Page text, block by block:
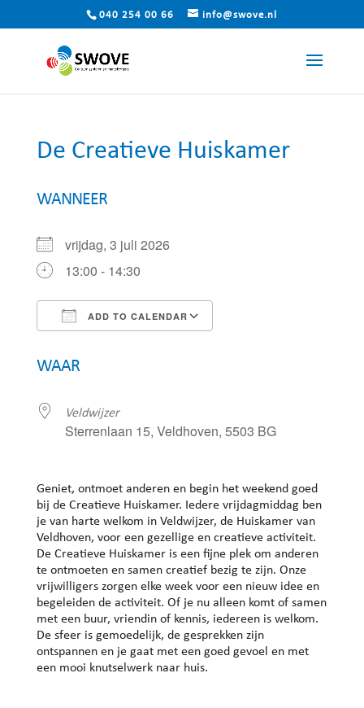
040 254 00 66 info@swove.nl
De Creatieve Huiskamer
WANNEER
vrijdag, 3 juli 2026
13:00 - 14:30
ADD TO CALENDAR
WAAR
Veldwijzer
Sterrenlaan 15, Veldhoven, 5503 BG
Geniet, ontmoet anderen en begin het weekend goed
bij de Creatieve Huiskamer. Iedere vrijdagmiddag ben
je van harte welkom in Veldwijzer, de Huiskamer van
Veldhoven, voor een gezellige en creatieve activiteit.
De Creatieve Huiskamer is een fijne plek om anderen
te ontmoeten en samen creatief bezig te zijn. Onze
vrijwilligers zorgen elke week voor een nieuw idee en
begeleiden de activiteit. Of je nu alleen komt of samen
met een buur, vriendin of kennis, iedereen is welkom.
De sfeer is gemoedelijk, de gesprekken zijn
ontspannen en je gaat met een goed gevoel en met
een mooi knutselwerk naar huis.